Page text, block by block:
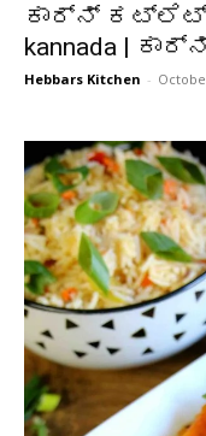
ಕಾರ್ನ್ ಕಟ್ಲೆಟ್
kannada |
Hebbars Kitchen -